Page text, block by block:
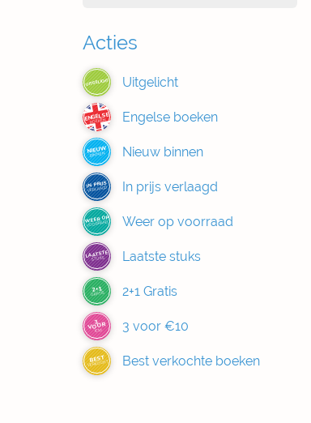
Acties
UITGELICHT Uitgelicht
ENGELSE
BOEKEN Engelse boeken
NIEUW
BINNEN Nieuw binnen
IN PRIJS
VERLAAGD In prijs verlaagd
WEER OP
VOORRAAD Weer op voorraad
LAATSTE
STUKS Laatste stuks
2+1
GRATIS 2+1 Gratis
3
VOOR
€10 3 voor €10
BEST
VERKOCHT Best verkochte boeken